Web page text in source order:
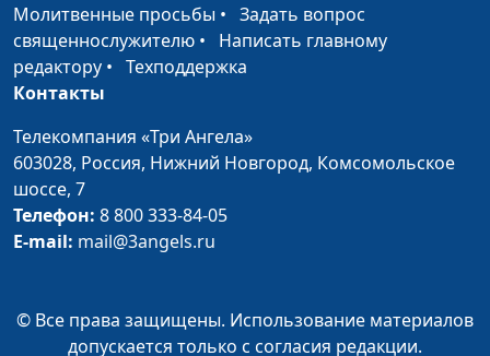
событий
священнослужитель
Патриотизм и
любовь к Родине
Мария Мараханова,
Формирование
позитивного
мышления и
организация досуга
Мария Мараханова,
#200605
избавиться от
вредных привычек
Молитвенные просьбы • Задать вопрос
священнослужителю • Написать главному
редактору • Техподдержка
Контакты
Телекомпания «Три Ангела»
603028, Россия, Нижний Новгород, Комсомольское
шоссе, 7
Телефон: 8 800 333-84-05
E-mail: mail@3angels.ru
© Все права защищены. Использование материалов
допускается только с согласия редакции.